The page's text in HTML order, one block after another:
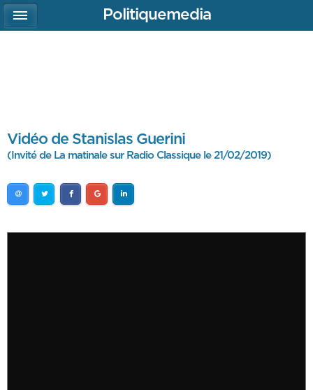
Vidéo de Stanislas Guerini
(Invité de La matinale sur Radio Classique le 21/02/2019)
Politiquemedia